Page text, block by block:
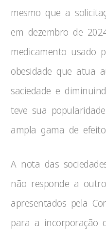
mesmo que a
em dezembro de
medicamento usado
obesidade que atua
saciedade e
teve sua
ampla gama de
A nota das
não responde a
apresentados pela
para a incorporação